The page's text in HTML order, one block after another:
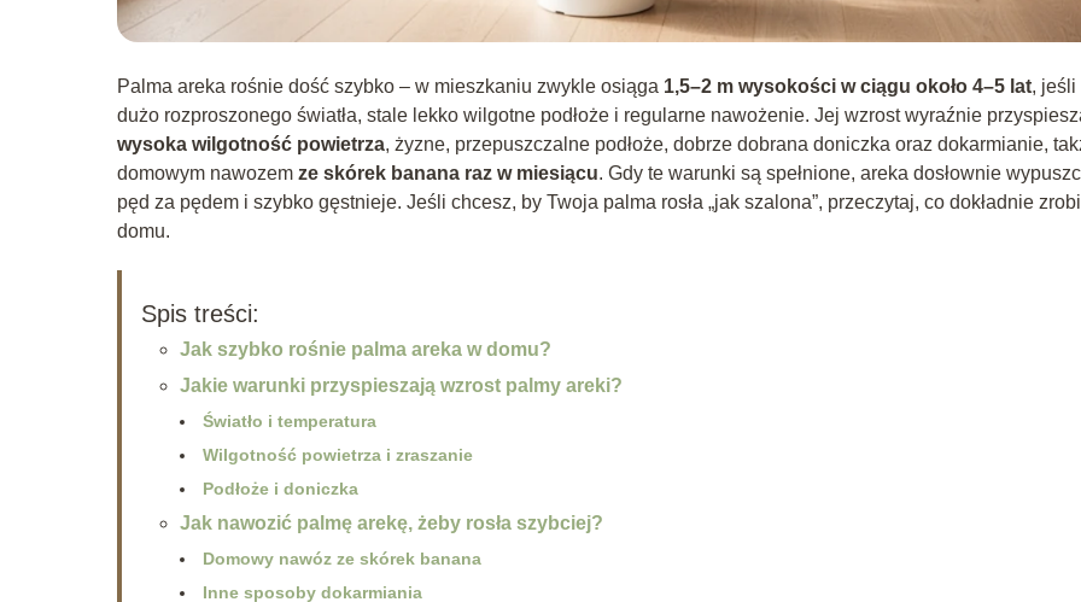
Palma areka rośnie dość szybko – w mieszkaniu zwykle osiąga 1,5–2 m wysokości w ciągu około 4–5 lat, jeśli
dużo rozproszonego światła, stale lekko wilgotne podłoże i regularne nawożenie. Jej wzrost wyraźnie
wysoka wilgotność powietrza, żyzne, przepuszczalne podłoże, dobrze dobrana doniczka oraz dokarmianie,
domowym nawozem ze skórek banana raz w miesiącu. Gdy te warunki są spełnione, areka dosłownie
pęd za pędem i szybko gęstnieje. Jeśli chcesz, by Twoja palma rosła „jak szalona”, przeczytaj, co dokładnie
domu.
Spis treści:
Jak szybko rośnie palma areka w domu?
Jakie warunki przyspieszają wzrost palmy areki?
Światło i temperatura
Wilgotność powietrza i zraszanie
Podłoże i doniczka
Jak nawozić palmę arekę, żeby rosła szybciej?
Domowy nawóz ze skórek banana
Inne sposoby dokarmiania